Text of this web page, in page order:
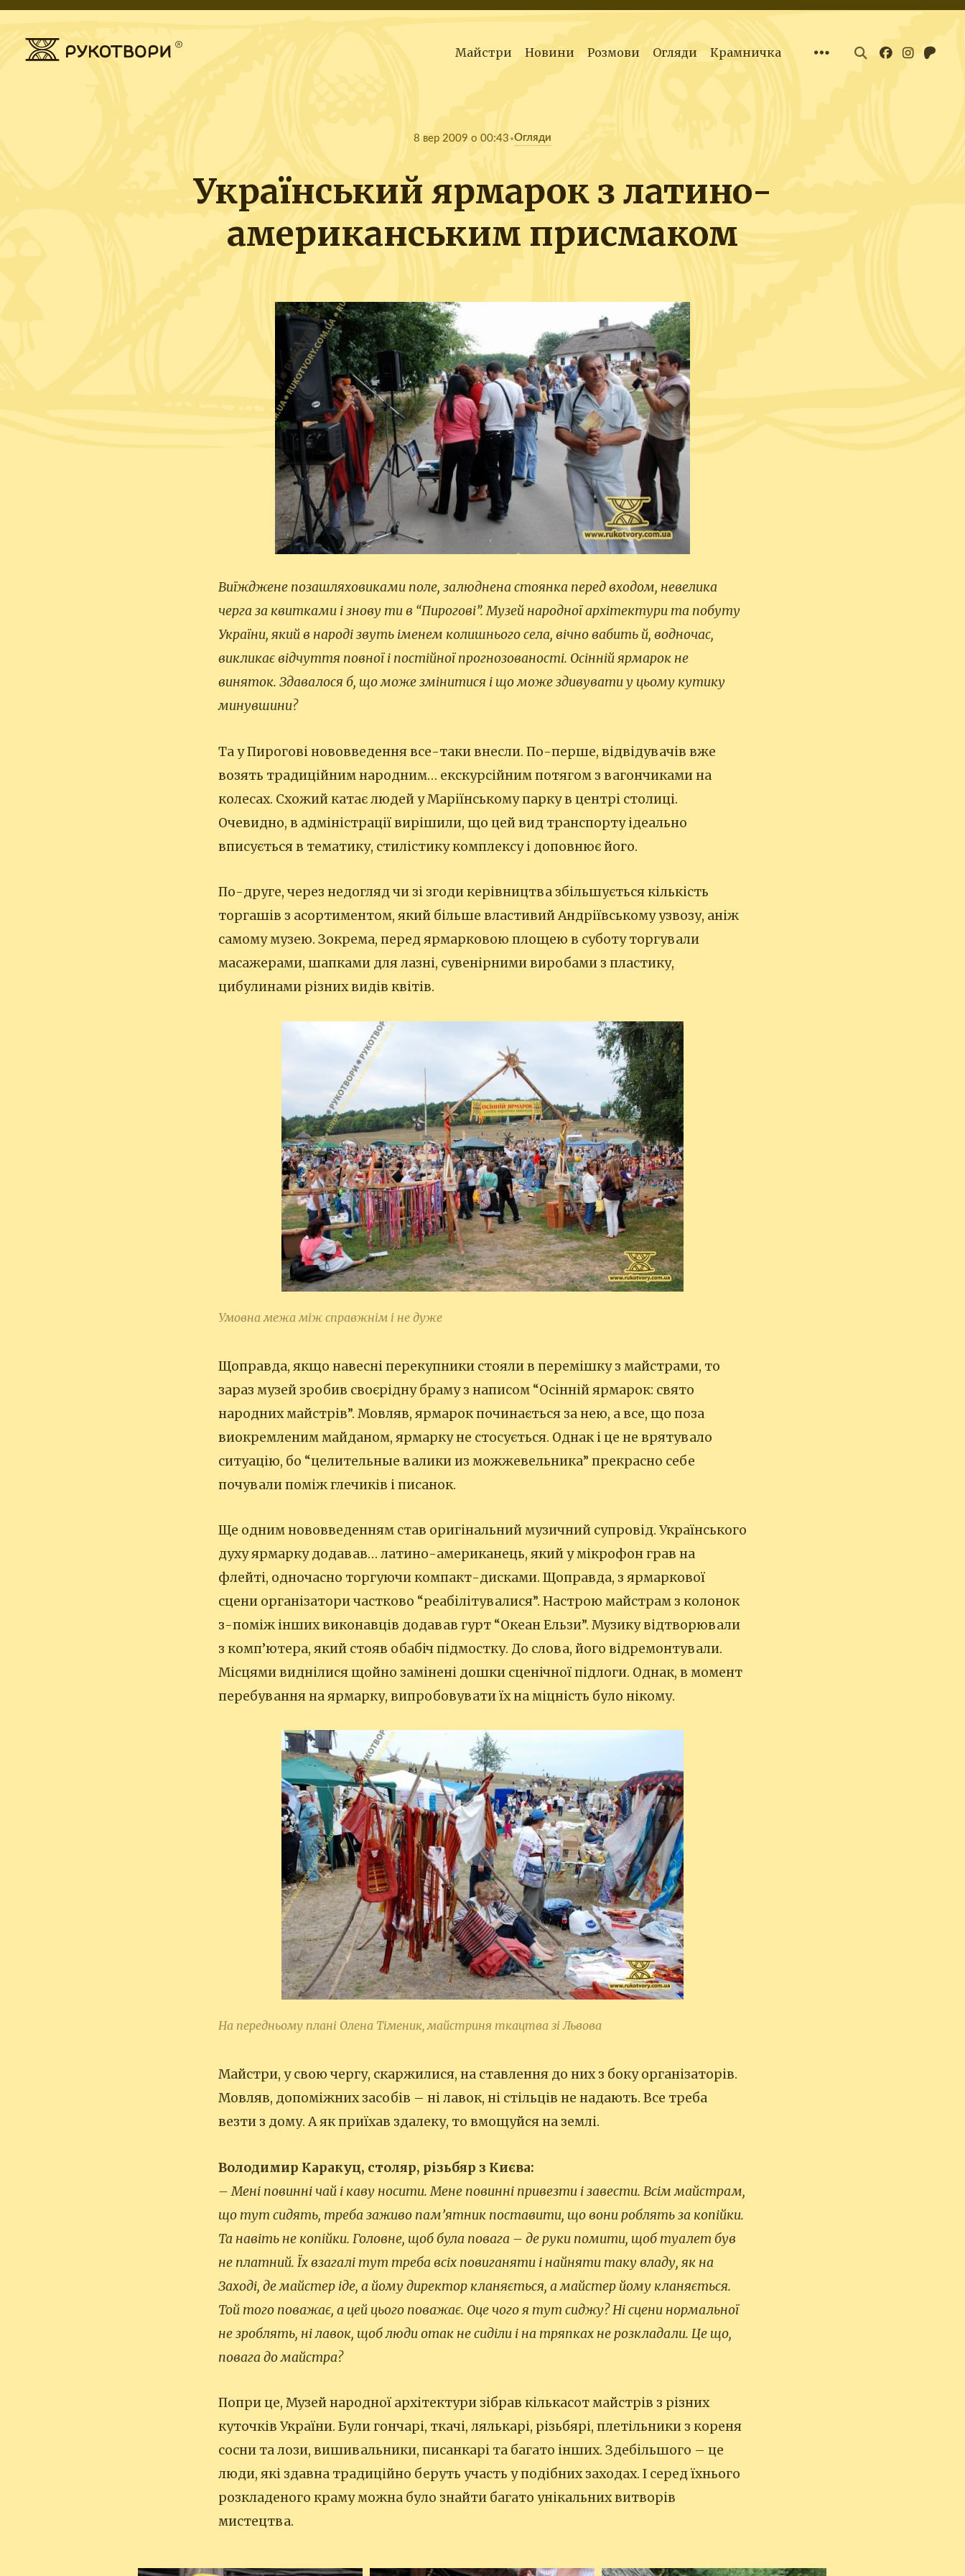
Майстри Новини Розмови Огляди Крамничка
8 вер 2009 о 00:43 Огляди
Український ярмарок з латино-
американським присмаком
Виїжджене позашляховиками поле, залюднена стоянка перед входом, невелика
черга за квитками і знову ти в “Пирогові”. Музей народної архітектури та побуту
України, який в народі звуть іменем колишнього села, вічно вабить й, водночас,
викликає відчуття повної і постійної прогнозованості. Осінній ярмарок не
виняток. Здавалося б, що може змінитися і що може здивувати у цьому кутику
минувшини?
Та у Пирогові нововведення все-таки внесли. По-перше, відвідувачів вже
возять традиційним народним… екскурсійним потягом з вагончиками на
колесах. Схожий катає людей у Маріїнському парку в центрі столиці.
Очевидно, в адміністрації вирішили, що цей вид транспорту ідеально
вписується в тематику, стилістику комплексу і доповнює його.
По-друге, через недогляд чи зі згоди керівництва збільшується кількість
торгашів з асортиментом, який більше властивий Андріївському узвозу, аніж
самому музею. Зокрема, перед ярмарковою площею в суботу торгували
масажерами, шапками для лазні, сувенірними виробами з пластику,
цибулинами різних видів квітів.
Умовна межа між справжнім і не дуже
Щоправда, якщо навесні перекупники стояли в перемішку з майстрами, то
зараз музей зробив своєрідну браму з написом “Осінній ярмарок: свято
народних майстрів”. Мовляв, ярмарок починається за нею, а все, що поза
виокремленим майданом, ярмарку не стосується. Однак і це не врятувало
ситуацію, бо “целительные валики из можжевельника” прекрасно себе
почували поміж глечиків і писанок.
Ще одним нововведенням став оригінальний музичний супровід. Українського
духу ярмарку додавав… латино-американець, який у мікрофон грав на
флейті, одночасно торгуючи компакт-дисками. Щоправда, з ярмаркової
сцени організатори частково “реабілітувалися”. Настрою майстрам з колонок
з-поміж інших виконавців додавав гурт “Океан Ельзи”. Музику відтворювали
з комп’ютера, який стояв обабіч підмостку. До слова, його відремонтували.
Місцями виднілися щойно замінені дошки сценічної підлоги. Однак, в момент
перебування на ярмарку, випробовувати їх на міцність було нікому.
На передньому плані Олена Тіменик, майстриня ткацтва зі Львова
Майстри, у свою чергу, скаржилися, на ставлення до них з боку організаторів.
Мовляв, допоміжних засобів – ні лавок, ні стільців не надають. Все треба
везти з дому. А як приїхав здалеку, то вмощуйся на землі.
Володимир Каракуц, столяр, різьбяр з Києва:
– Мені повинні чай і каву носити. Мене повинні привезти і завести. Всім майстрам,
що тут сидять, треба заживо пам’ятник поставити, що вони роблять за копійки.
Та навіть не копійки. Головне, щоб була повага – де руки помити, щоб туалет був
не платний. Їх взагалі тут треба всіх повиганяти і найняти таку владу, як на
Заході, де майстер іде, а йому директор кланяється, а майстер йому кланяється.
Той того поважає, а цей цього поважає. Оце чого я тут сиджу? Ні сцени нормальної
не зроблять, ні лавок, щоб люди отак не сиділи і на тряпках не розкладали. Це що,
повага до майстра?
Попри це, Музей народної архітектури зібрав кількасот майстрів з різних
куточків України. Були гончарі, ткачі, лялькарі, різьбярі, плетільники з кореня
сосни та лози, вишивальники, писанкарі та багато інших. Здебільшого – це
люди, які здавна традиційно беруть участь у подібних заходах. І серед їхнього
розкладеного краму можна було знайти багато унікальних витворів
мистецтва.